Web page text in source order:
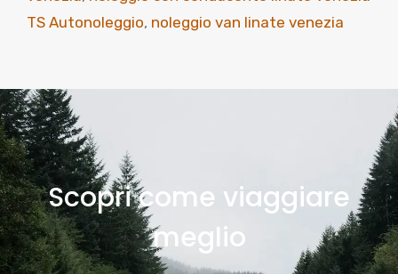
TS Autonoleggio, noleggio van linate venezia
Scopri come viaggiare
meglio